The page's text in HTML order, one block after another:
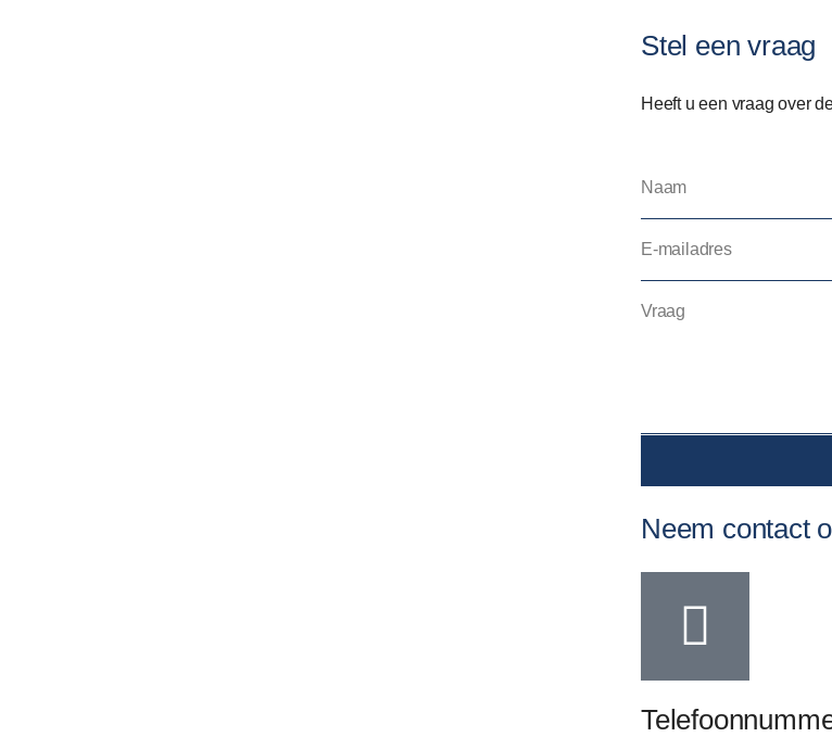
Stel een vraag
Heeft u een vraag over
Neem contact